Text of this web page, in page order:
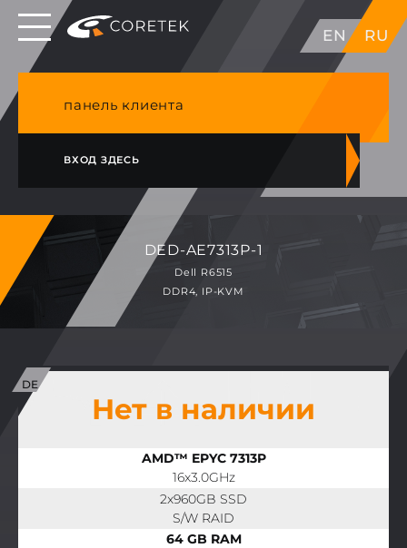
EN RU
Выделенные серверы в ЕС, Японии, ГК, США
NVME VPS & cPanel премиум хостинг в
панель клиента
ВХОД ЗДЕСЬ
DED-AE7313P-1
Dell R6515
DDR4, IP-KVM
Нет в наличии
AMD™ EPYC 7313P
16x3.0GHz
2x960GB SSD
S/W RAID
64 GB RAM